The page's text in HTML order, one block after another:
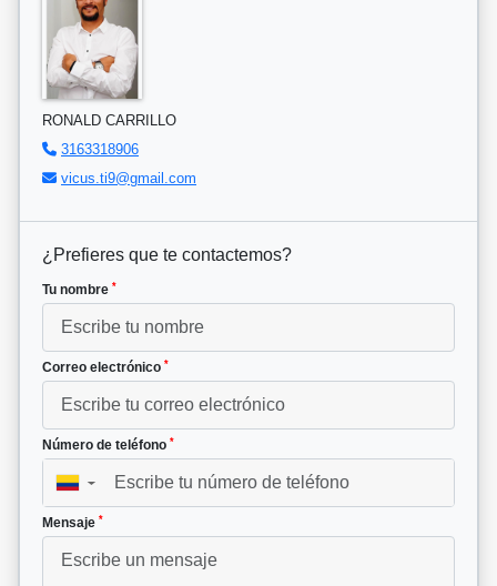
RONALD CARRILLO
3163318906
vicus.ti9@gmail.com
¿Prefieres que te contactemos?
Tu nombre *
Correo electrónico *
Número de teléfono *
▼
Mensaje *